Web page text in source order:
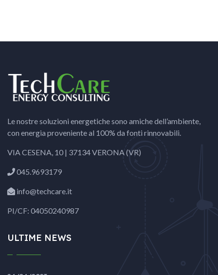
Le nostre soluzioni energetiche sono amiche dell’ambiente,
con energia proveniente al 100% da fonti rinnovabili.
VIA CESENA, 10 | 37134 VERONA (VR)
045.9693179
info@techcare.it
PI/CF: 04050240987
ULTIME NEWS